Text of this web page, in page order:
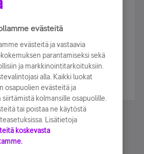
osallistu ja voita!
ja olet mukana arvonnassa.
evästeitä
evästeitä ja vastaavia
parantamiseksi sekä
ja markkinointitarkoituksiin.
alla. Kaikki luokat
osapuolien evästeitä ja
kolmansille osapuolille.
tai poistaa ne käytöstä
Lisätietoja
koskevasta